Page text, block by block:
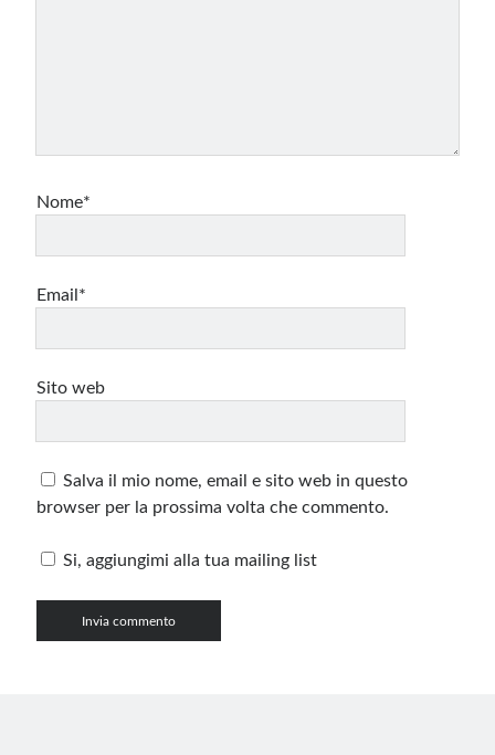
Nome*
Email*
Sito web
Salva il mio nome, email e sito web in questo
browser per la prossima volta che commento.
Si, aggiungimi alla tua mailing list